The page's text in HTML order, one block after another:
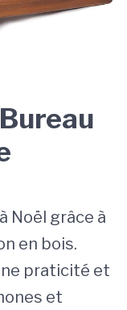
Noël grâce à
en bois.
praticité et
et